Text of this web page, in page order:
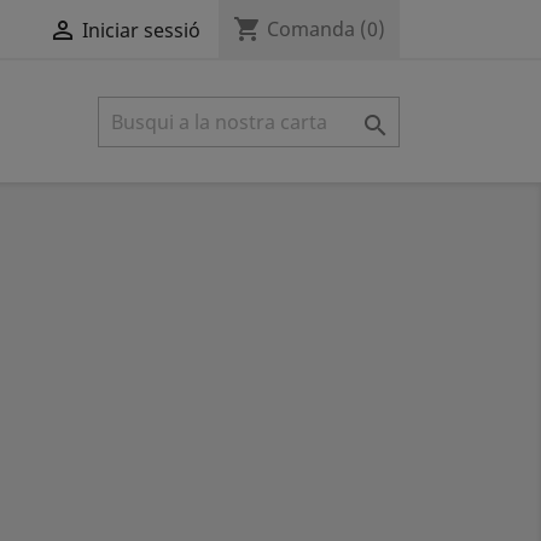
 Iniciar sessió shopping_cart Comanda (0)
